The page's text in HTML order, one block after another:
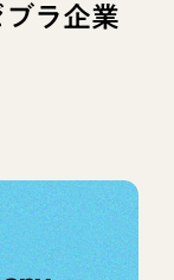
タグでフィルタ
ラ企業